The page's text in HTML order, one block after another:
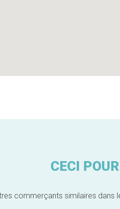
CECI
commerçants similaires dans